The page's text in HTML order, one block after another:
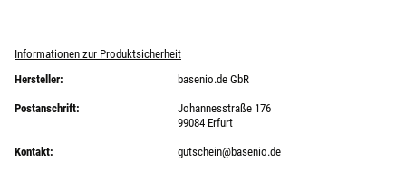
Informationen zur Produktsicherheit
Hersteller:
basenio.de GbR
Postanschrift:
Johannesstraße 176
99084 Erfurt
Kontakt: gutschein@basenio.de